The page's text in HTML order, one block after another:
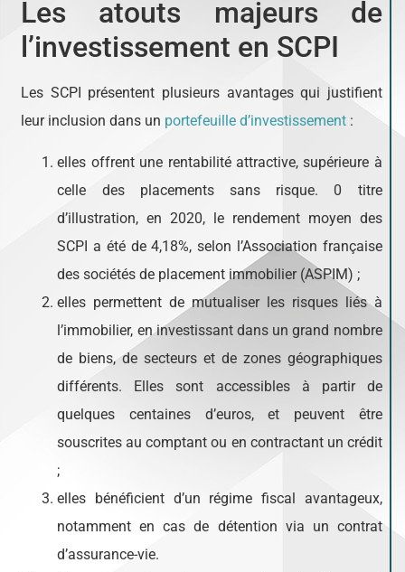
Les atouts majeurs de
l’investissement en SCPI
Les SCPI présentent plusieurs avantages qui justifient
leur inclusion dans un portefeuille d’investissement :
elles offrent une rentabilité attractive, supérieure à
celle des placements sans risque. 0 titre
d’illustration, en 2020, le rendement moyen des
SCPI a été de 4,18%, selon l’Association française
des sociétés de placement immobilier (ASPIM) ;
elles permettent de mutualiser les risques liés à
l’immobilier, en investissant dans un grand nombre
de biens, de secteurs et de zones géographiques
différents. Elles sont accessibles à partir de
quelques centaines d’euros, et peuvent être
souscrites au comptant ou en contractant un crédit
;
elles bénéficient d’un régime fiscal avantageux,
notamment en cas de détention via un contrat
d’assurance-vie.